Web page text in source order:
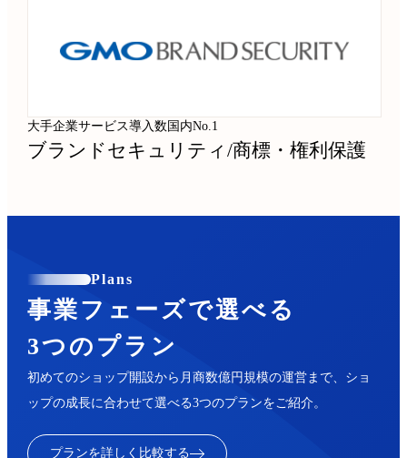
大手企業サービス導入数国内No.1
ブランドセキュリティ/商標・権利保護
Plans
事業フェーズで選べる
3つのプラン
初めてのショップ開設から月商数億円規模の運営まで、ショ
ップの成長に合わせて選べる3つのプランをご紹介。
プランを詳しく比較する